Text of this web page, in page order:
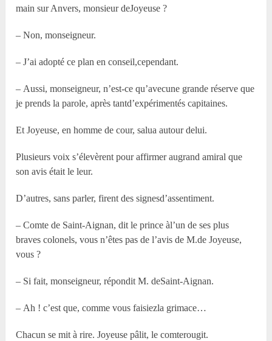
main sur Anvers, monsieur deJoyeuse ?
– Non, monseigneur.
– J’ai adopté ce plan en conseil,cependant.
– Aussi, monseigneur, n’est-ce qu’avecune grande réserve que
je prends la parole, après tantd’expérimentés capitaines.
Et Joyeuse, en homme de cour, salua autour delui.
Plusieurs voix s’élevèrent pour affirmer augrand amiral que
son avis était le leur.
D’autres, sans parler, firent des signesd’assentiment.
– Comte de Saint-Aignan, dit le prince àl’un de ses plus
braves colonels, vous n’êtes pas de l’avis de M.de Joyeuse,
vous ?
– Si fait, monseigneur, répondit M. deSaint-Aignan.
– Ah ! c’est que, comme vous faisiezla grimace…
Chacun se mit à rire. Joyeuse pâlit, le comterougit.